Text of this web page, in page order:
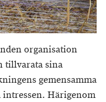
organisation
tillvarata sina
gemensamma
Härigenom